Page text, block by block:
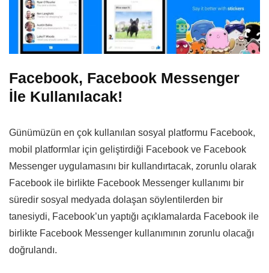
Facebook, Facebook Messenger
İle Kullanılacak!
Günümüzün en çok kullanılan sosyal platformu Facebook,
mobil platformlar için geliştirdiği Facebook ve Facebook
Messenger uygulamasını bir kullandırtacak, zorunlu olarak
Facebook ile birlikte Facebook Messenger kullanımı bir
süredir sosyal medyada dolaşan söylentilerden bir
tanesiydi, Facebook’un yaptığı açıklamalarda Facebook ile
birlikte Facebook Messenger kullanımının zorunlu olacağı
doğrulandı.